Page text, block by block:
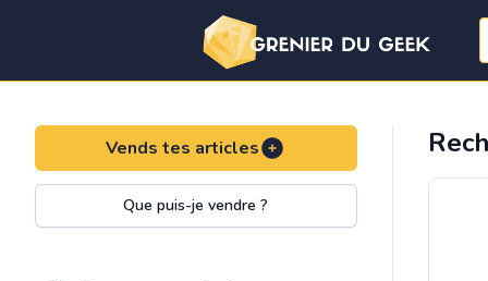
Vends tes articles
Que puis-je vendre ?